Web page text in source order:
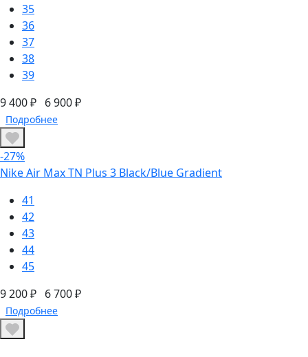
35
36
37
38
39
9 400 ₽ 6 900 ₽
Подробнее
-27%
Nike Air Max TN Plus 3 Black/Blue Gradient
41
42
43
44
45
9 200 ₽ 6 700 ₽
Подробнее